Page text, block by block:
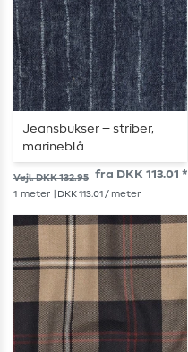
Jeansbukser – striber,
marineblå
Vejl. DKK 132.95 fra DKK 113.01 *
1 meter | DKK 113.01 / meter